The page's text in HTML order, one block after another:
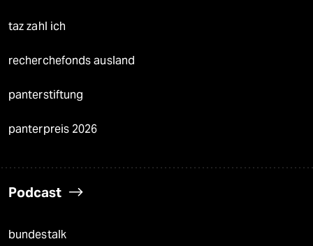
taz zahl ich
recherchefonds ausland
panterstiftung
panterpreis 2026
Podcast
bundestalk